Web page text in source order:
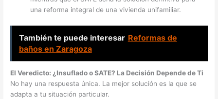
una reforma integral de una vivienda unifamiliar.
También te puede interesar Reformas de
baños en Zaragoza
El Veredicto: ¿Insuflado o SATE? La Decisión Depende de Ti
No hay una respuesta única. La mejor solución es la que se
adapta a tu situación particular.